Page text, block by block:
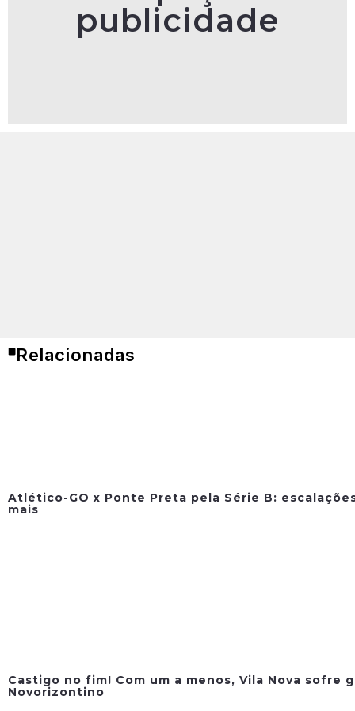
publicidade
Relacionadas
Atlético-GO x Ponte Preta pela Série B:
mais
Castigo no fim! Com um a menos, Vila Nova sofre
Novorizontino